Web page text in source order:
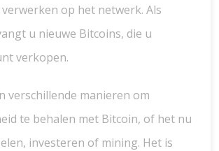
op het netwerk. Als
u nieuwe Bitcoins, die u
verkopen.
verschillende manieren om
te behalen met Bitcoin, of het nu
investeren of mining. Het is